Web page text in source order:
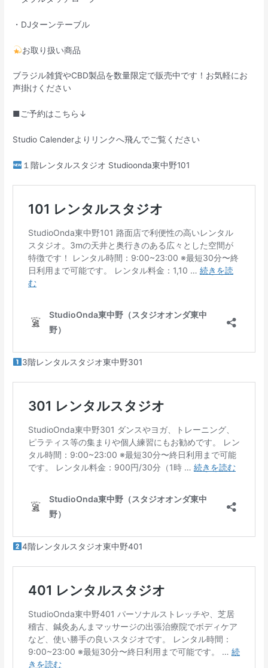
・DJターンテーブル
お取り扱い商品
ブラジル雑貨やCBD製品を数量限定で販売中です！お気軽にお
声掛けください
■ご予約はこちら↓
Studio Calenderよりリンクへ飛んでご覧ください
１階レンタルスタジオ Studioonda東中野101
3階レンタルスタジオ東中野301
4階レンタルスタジオ東中野401